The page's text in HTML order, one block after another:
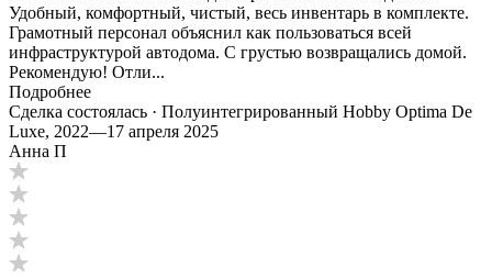
Удобный, комфортный, чистый, весь инвентарь в комплекте.
Грамотный персонал объяснил как пользоваться всей
инфраструктурой автодома. С грустью возвращались домой.
Рекомендую! Отли...
Подробнее
Сделка состоялась · Полуинтегрированный Hobby Optima De
Luxe, 2022—17 апреля 2025
Анна П